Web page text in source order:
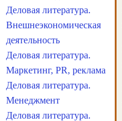
Деловая литература.
Внешнеэкономическая
деятельность
Деловая литература.
Маркетинг, PR, реклама
Деловая литература.
Менеджмент
Деловая литература.